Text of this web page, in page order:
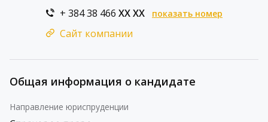
+ 384 38 466 XX XX показать номер
Сайт компании
Общая информация о кандидате
Направление юриспруденции